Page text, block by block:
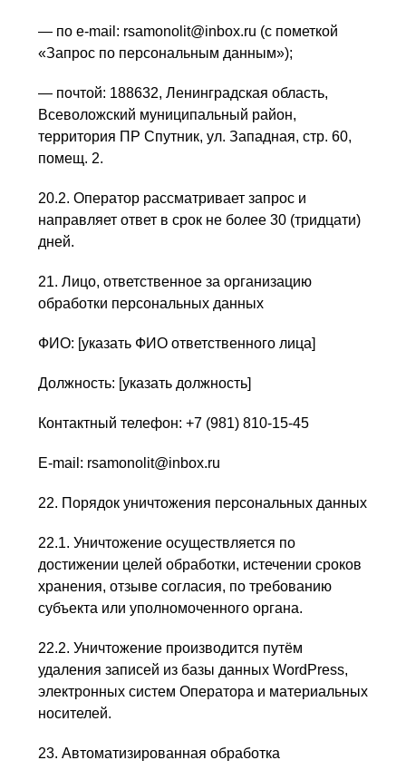
— по e-mail: rsamonolit@inbox.ru (с пометкой
«Запрос по персональным данным»);
— почтой: 188632, Ленинградская область,
Всеволожский муниципальный район,
территория ПР Спутник, ул. Западная, стр. 60,
помещ. 2.
20.2. Оператор рассматривает запрос и
направляет ответ в срок не более 30 (тридцати)
дней.
21. Лицо, ответственное за организацию
обработки персональных данных
ФИО: [указать ФИО ответственного лица]
Должность: [указать должность]
Контактный телефон: +7 (981) 810-15-45
E-mail: rsamonolit@inbox.ru
22. Порядок уничтожения персональных данных
22.1. Уничтожение осуществляется по
достижении целей обработки, истечении сроков
хранения, отзыве согласия, по требованию
субъекта или уполномоченного органа.
22.2. Уничтожение производится путём
удаления записей из базы данных WordPress,
электронных систем Оператора и материальных
носителей.
23. Автоматизированная обработка